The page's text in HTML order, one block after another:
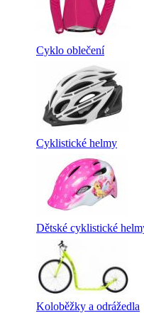
Cyklo oblečení
Cyklistické helmy
Dětské cyklistické
Koloběžky a odrážedla